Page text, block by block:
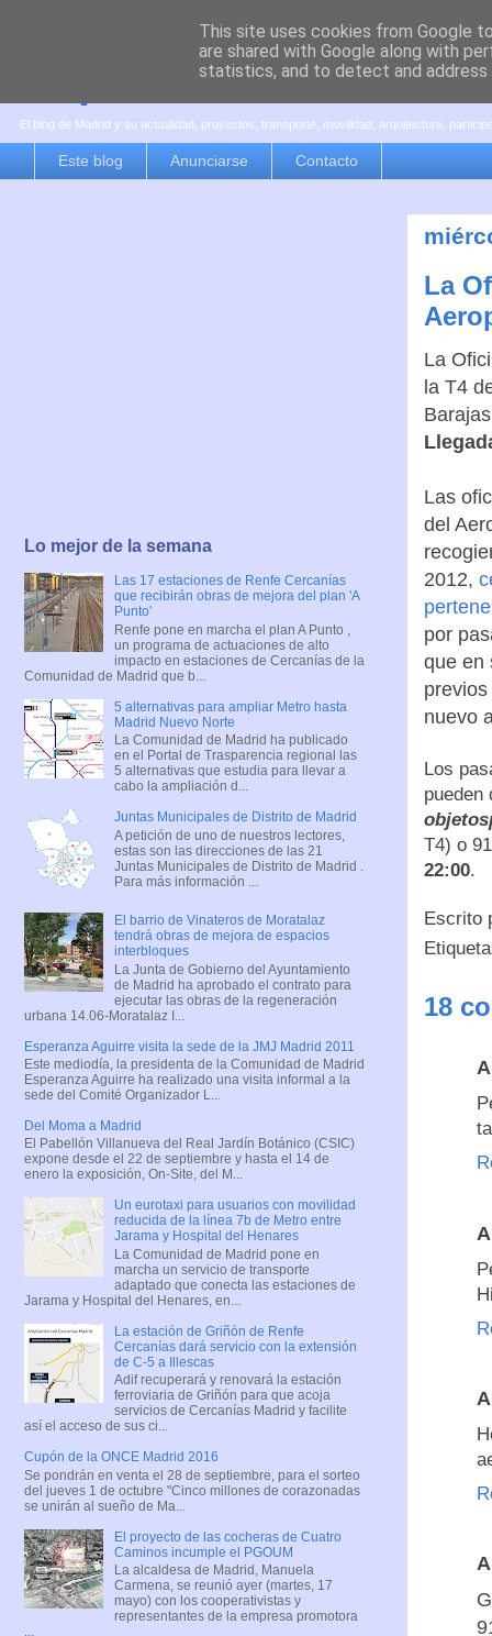
es por madrid
El blog de Madrid y su actualidad, proyectos, transporte, movilidad, arquitectura,
Este blog Anunciarse Contacto
La
La
la T4
Las
del
2012,
por
que en
nuevo
Los
pueden
T4) o
22:00.
Escrito
18
Lo mejor de la semana
Las 17 estaciones de Renfe Cercanías
que recibirán obras de mejora del plan 'A
Punto'
Renfe pone en marcha el plan A Punto ,
un programa de actuaciones de alto
impacto en estaciones de Cercanías de la
Comunidad de Madrid que b...
5 alternativas para ampliar Metro hasta
Madrid Nuevo Norte
La Comunidad de Madrid ha publicado
en el Portal de Trasparencia regional las
5 alternativas que estudia para llevar a
cabo la ampliación d...
Juntas Municipales de Distrito de Madrid
A petición de uno de nuestros lectores,
estas son las direcciones de las 21
Juntas Municipales de Distrito de Madrid .
Para más información ...
El barrio de Vinateros de Moratalaz
tendrá obras de mejora de espacios
interbloques
La Junta de Gobierno del Ayuntamiento
de Madrid ha aprobado el contrato para
ejecutar las obras de la regeneración
urbana 14.06-Moratalaz I...
Esperanza Aguirre visita la sede de la JMJ Madrid 2011
Este mediodía, la presidenta de la Comunidad de Madrid
Esperanza Aguirre ha realizado una visita informal a la
sede del Comité Organizador L...
Del Moma a Madrid
El Pabellón Villanueva del Real Jardín Botánico (CSIC)
expone desde el 22 de septiembre y hasta el 14 de
enero la exposición, On-Site, del M...
Un eurotaxi para usuarios con movilidad
reducida de la línea 7b de Metro entre
Jarama y Hospital del Henares
La Comunidad de Madrid pone en
marcha un servicio de transporte
adaptado que conecta las estaciones de
Jarama y Hospital del Henares, en...
La estación de Griñón de Renfe
Cercanías dará servicio con la extensión
de C-5 a Illescas
Adif recuperará y renovará la estación
ferroviaria de Griñón para que acoja
servicios de Cercanías Madrid y facilite
así el acceso de sus ci...
Cupón de la ONCE Madrid 2016
Se pondrán en venta el 28 de septiembre, para el sorteo
del jueves 1 de octubre "Cinco millones de corazonadas
se unirán al sueño de Ma...
El proyecto de las cocheras de Cuatro
Caminos incumple el PGOUM
La alcaldesa de Madrid, Manuela
Carmena, se reunió ayer (martes, 17
mayo) con los cooperativistas y
representantes de la empresa promotora
...
This site uses cookies from Google
are shared with Google along with
statistics, and to detect and address